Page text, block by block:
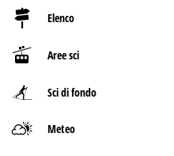
Elenco
Aree sci
Sci di fondo
Meteo